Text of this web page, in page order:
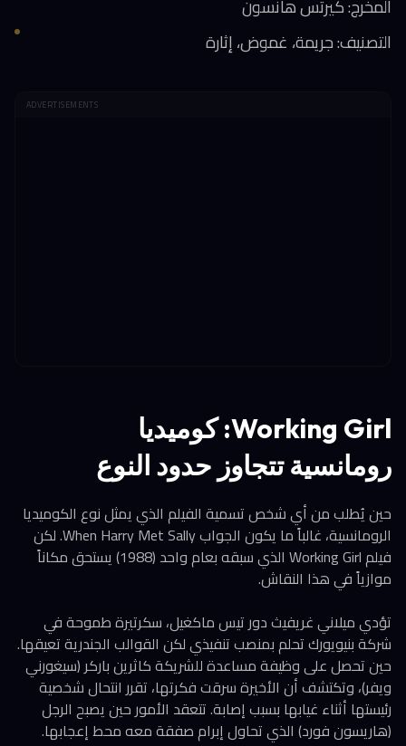
المخرج: كيرتس هانسون
التصنيف: جريمة، غموض، إثارة
ADVERTISEMENTS
Working Girl: كوميديا
رومانسية تتجاوز حدود النوع
حين يُطلب من أي شخص تسمية الفيلم الذي يمثل نوع الكوميديا
الرومانسية، غالباً ما يكون الجواب When Harry Met Sally. لكن
فيلم Working Girl الذي سبقه بعام واحد (1988) يستحق مكاناً
موازياً في هذا النقاش.
تؤدي ميلاني غريفيث دور تيس ماكغيل، سكرتيرة طموحة في
شركة بنيويورك تحلم بمنصب تنفيذي لكن القوالب الجندرية تعيقها.
حين تحصل على وظيفة مساعدة للشريكة كاثرين باركر (سيغورني
ويفر)، وتكتشف أن الأخيرة سرقت فكرتها، تقرر انتحال شخصية
رئيستها أثناء غيابها بسبب إصابة. تتعقد الأمور حين يصبح الرجل
(هاريسون فورد) الذي تحاول إبرام صفقة معه محط إعجابها.